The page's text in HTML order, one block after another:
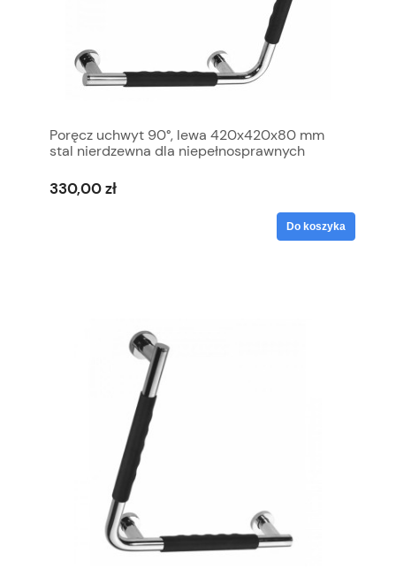
Poręcz uchwyt 90°, lewa 420x420x80 mm
stal nierdzewna dla niepełnosprawnych
330,00 zł
Do koszyka